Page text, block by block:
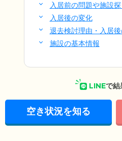
入居前の問題や施設
入居後の変化
退去検討理由・入居
施設の基本情報
LINEで結
空き状況を知る